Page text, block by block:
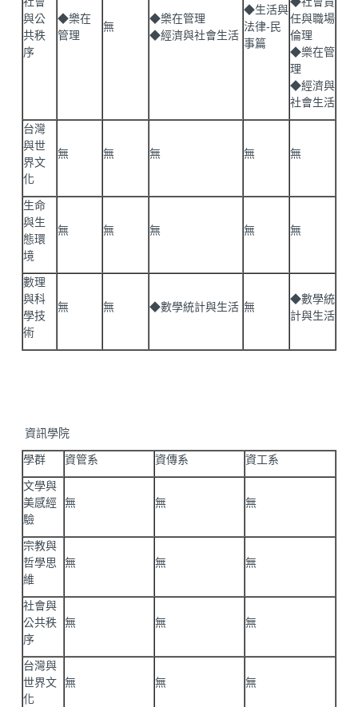
與公
共秩
序
◆樂在
管理
無
◆樂在管理
◆經濟與社會生活
◆生活與
法律-民
事篇
任與職場
倫理
◆樂在管
理
◆經濟與
社會生活
台灣
與世
界文
化
無 無 無 無 無
生命
與生
態環
境
無 無 無 無 無
數理
與科
學技
術
無 無 ◆數學統計與生活 無
◆數學統
計與生活
資訊學院
學群 資管系 資傳系 資工系
文學與
美感經
驗
無 無 無
宗教與
哲學思
維
無 無 無
社會與
公共秩
序
無 無 無
台灣與
世界文
化
無 無 無